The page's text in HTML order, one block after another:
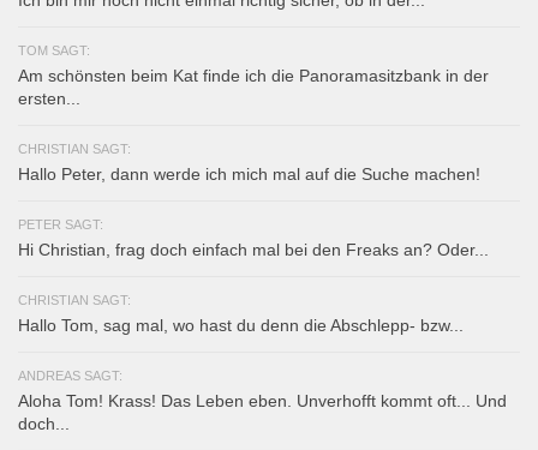
TOM SAGT:
Am schönsten beim Kat finde ich die Panoramasitzbank in der
ersten...
CHRISTIAN SAGT:
Hallo Peter, dann werde ich mich mal auf die Suche machen!
PETER SAGT:
Hi Christian, frag doch einfach mal bei den Freaks an? Oder...
CHRISTIAN SAGT:
Hallo Tom, sag mal, wo hast du denn die Abschlepp- bzw...
ANDREAS SAGT:
Aloha Tom! Krass! Das Leben eben. Unverhofft kommt oft... Und
doch...